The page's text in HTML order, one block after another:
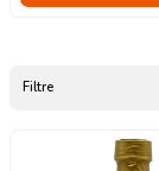
Filtre